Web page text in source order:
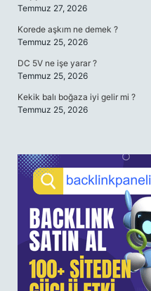
Temmuz 27, 2026
Korede aşkım ne demek ?
Temmuz 25, 2026
DC 5V ne işe yarar ?
Temmuz 25, 2026
Kekik balı boğaza iyi gelir mi ?
Temmuz 25, 2026